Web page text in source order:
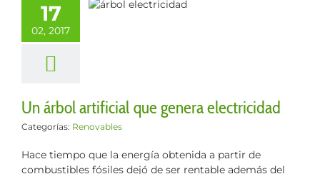
17
02, 2017
genera
Un árbol artificial que genera electricidad
Categorías: Renovables
Hace tiempo que la energía obtenida a partir de
combustibles fósiles dejó de ser rentable además del